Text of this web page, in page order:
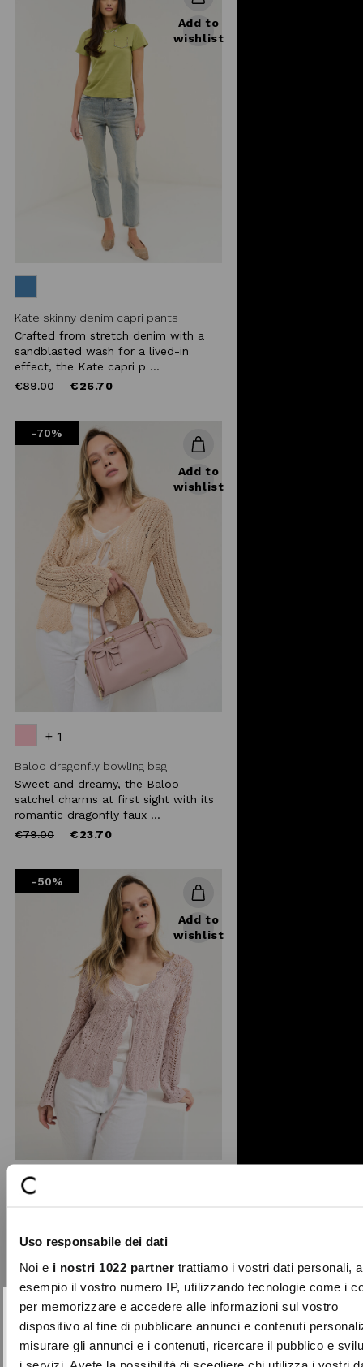
Uso responsabile dei dati
Noi e i nostri 1022 partnertrattiamo i vostri dati personali,
esempio il vostro numero IP, utilizzando tecnologie come i
per memorizzare e accedere alle informazioni sul vostro
dispositivo al fine di pubblicare annunci e contenuti
misurare gli annunci e i contenuti, ricercare il pubblico e
i servizi. Avete la possibilità di scegliere chi utilizza i vostri
Add to
wishlist
Kate skinny denim capri pants
Crafted from stretch denim with a
sandblasted wash for a lived-in
effect, the Kate capri p ...
Price
€89.00to €26.70
-70%
Add to
wishlist
+ 1
Baloo dragonfly bowling bag
Sweet and dreamy, the Baloo
satchel charms at first sight with its
romantic dragonfly faux ...
Price
€79.00to €23.70
-50%
Add to
wishlist
looks: the Maris cardigan stands out
for its lightweight ...
reduced
from
€79.00 to €39.50
-40%
Close
SUBSCRIBE TO OUR
NEWSLETTER